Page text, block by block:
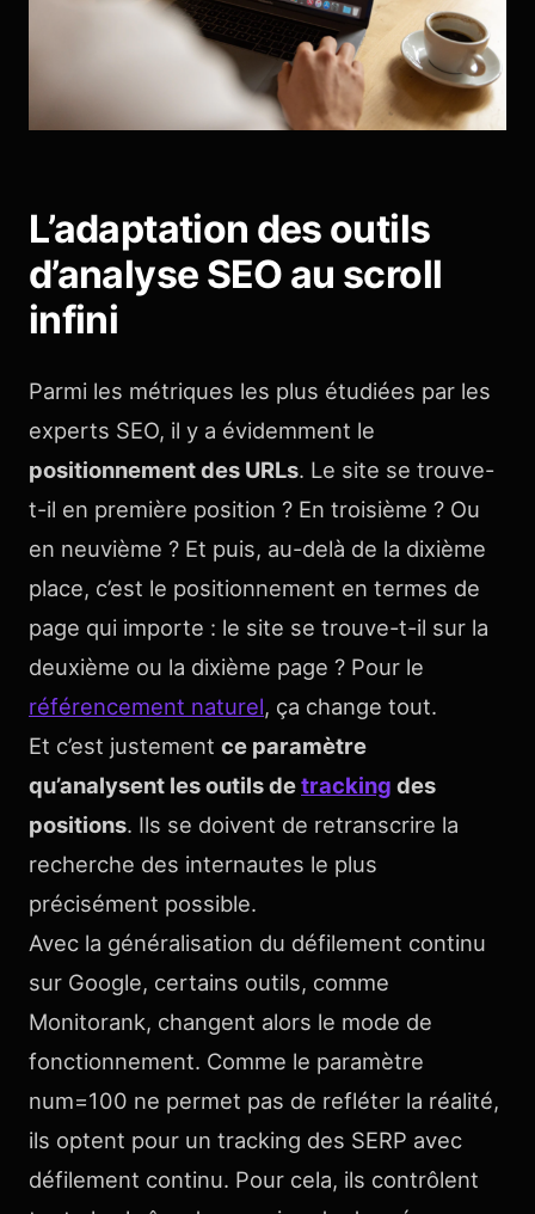
L’adaptation des outils
d’analyse SEO au scroll
infini
Parmi les métriques les plus étudiées par les
experts SEO, il y a évidemment le
positionnement des URLs. Le site se trouve-
t-il en première position ? En troisième ? Ou
en neuvième ? Et puis, au-delà de la dixième
place, c’est le positionnement en termes de
page qui importe : le site se trouve-t-il sur la
deuxième ou la dixième page ? Pour le
référencement naturel, ça change tout.
Et c’est justement ce paramètre
qu’analysent les outils detracking des
positions. Ils se doivent de retranscrire la
recherche des internautes le plus
précisément possible.
Avec la généralisation du défilement continu
sur Google, certains outils, comme
Monitorank, changent alors le mode de
fonctionnement. Comme le paramètre
num=100 ne permet pas de refléter la réalité,
ils optent pour un tracking des SERP avec
défilement continu. Pour cela, ils contrôlent